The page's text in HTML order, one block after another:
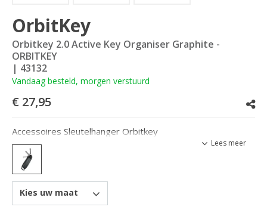
OrbitKey
Orbitkey 2.0 Active Key Organiser Graphite -
ORBITKEY
| 43132
Vandaag besteld, morgen verstuurd
€ 27,95
Accessoires Sleutelhanger Orbitkey
Lees meer
Kies uw maat